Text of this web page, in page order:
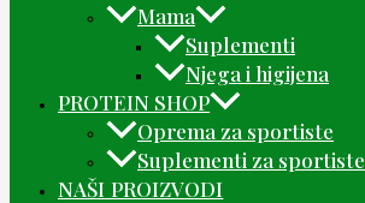
Mama
Suplementi
Njega i higijena
PROTEIN SHOP
Oprema za sportiste
Suplementi za sportiste
NAŠI PROIZVODI